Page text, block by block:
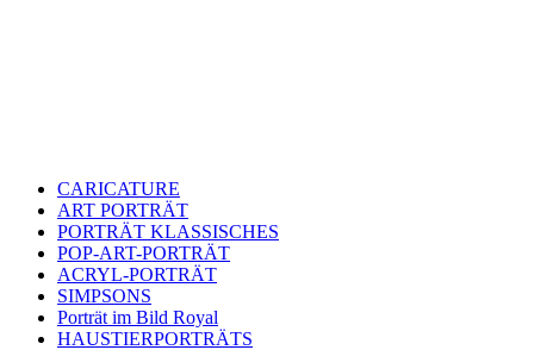
CARICATURE
ART PORTRÄT
PORTRÄT KLASSISCHES
POP-ART-PORTRÄT
ACRYL-PORTRÄT
SIMPSONS
Porträt im Bild Royal
HAUSTIERPORTRÄTS